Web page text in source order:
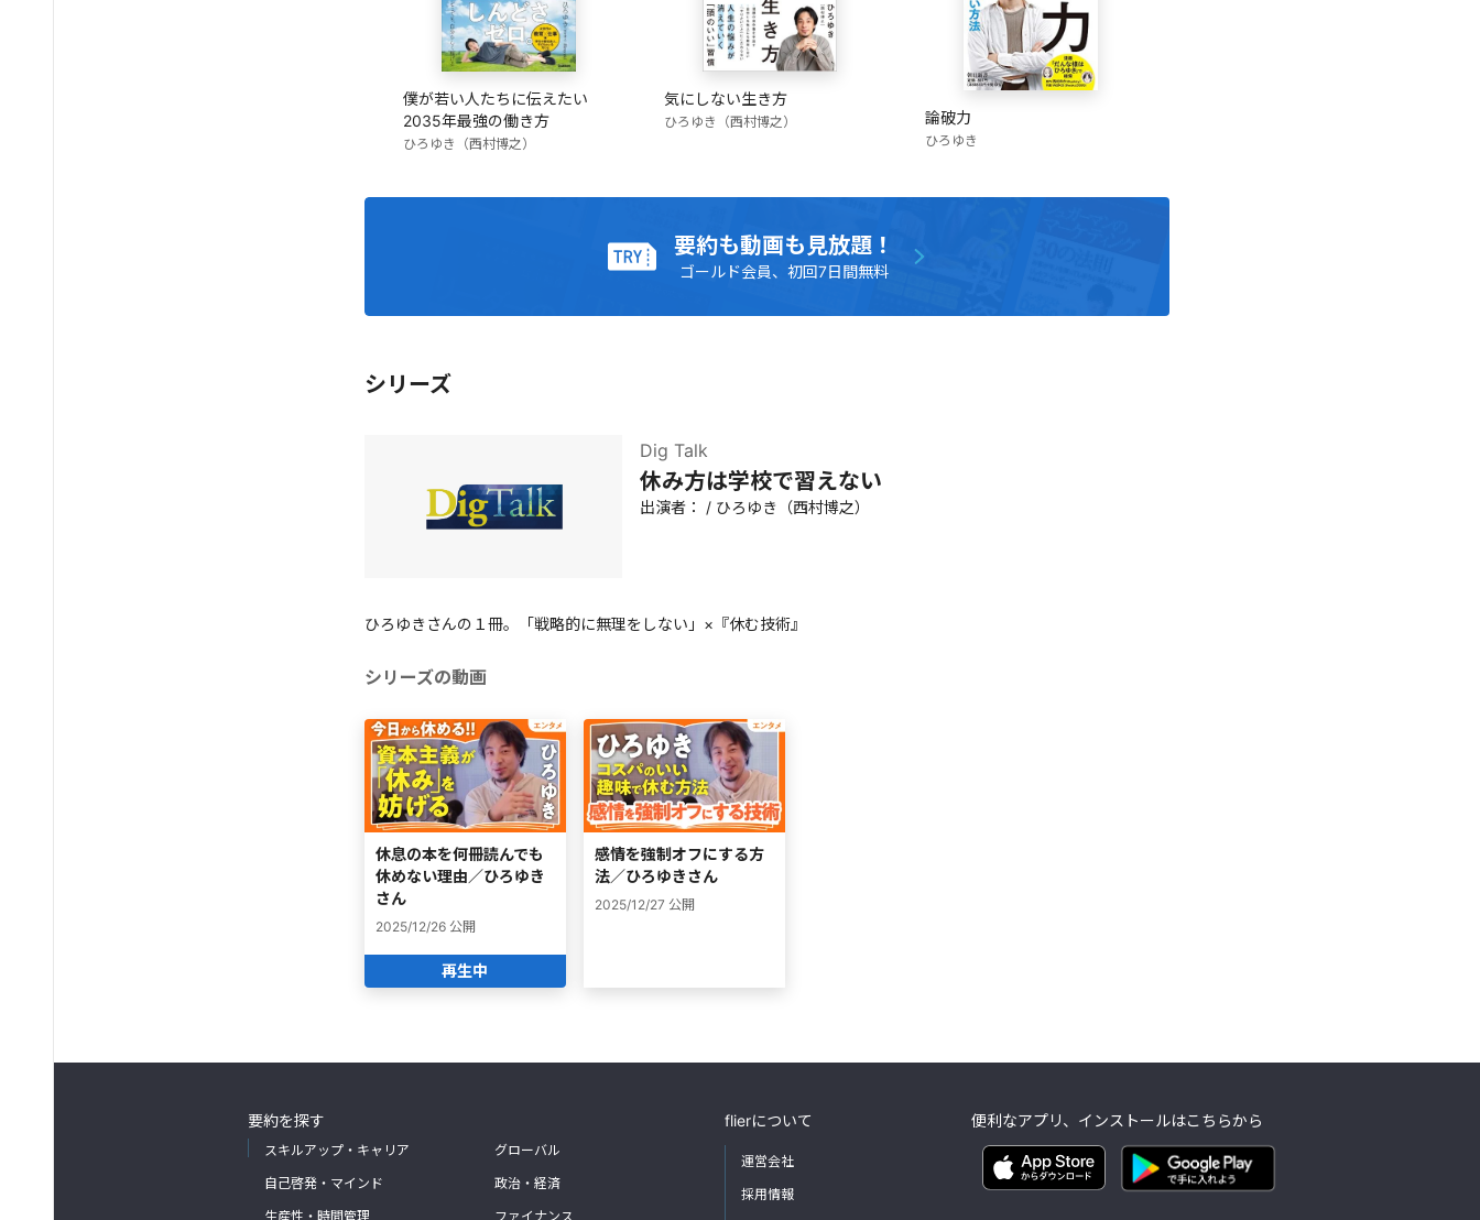
僕が若い人たちに伝えたい
2035年最強の働き方
ひろゆき（西村博之）
気にしない生き方
ひろゆき（西村博之） 論破力
ひろゆき
要約も動画も見放題！
ゴールド会員、初回7日間無料
シリーズ
Dig Talk
休み方は学校で習えない
出演者： / ひろゆき（西村博之）
ひろゆきさんの１冊。「戦略的に無理をしない」×『休む技術』
シリーズの動画
休息の本を何冊読んでも
休めない理由／ひろゆき
さん
2025/12/26 公開
再生中
感情を強制オフにする方
法／ひろゆきさん
2025/12/27 公開
要約を探す
スキルアップ・キャリア
自己啓発・マインド
生産性・時間管理
グローバル
政治・経済
ファイナンス
flierについて
運営会社
採用情報
便利なアプリ、インストールはこちらから